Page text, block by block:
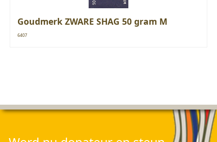
Goudmerk ZWARE SHAG 50 gram M
6407